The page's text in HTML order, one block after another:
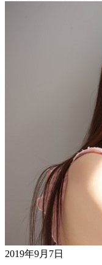
2019年9月7日